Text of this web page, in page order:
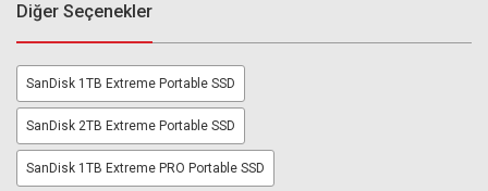
Diğer Seçenekler
SanDisk 1TB Extreme Portable SSD
SanDisk 2TB Extreme Portable SSD
SanDisk 1TB Extreme PRO Portable SSD